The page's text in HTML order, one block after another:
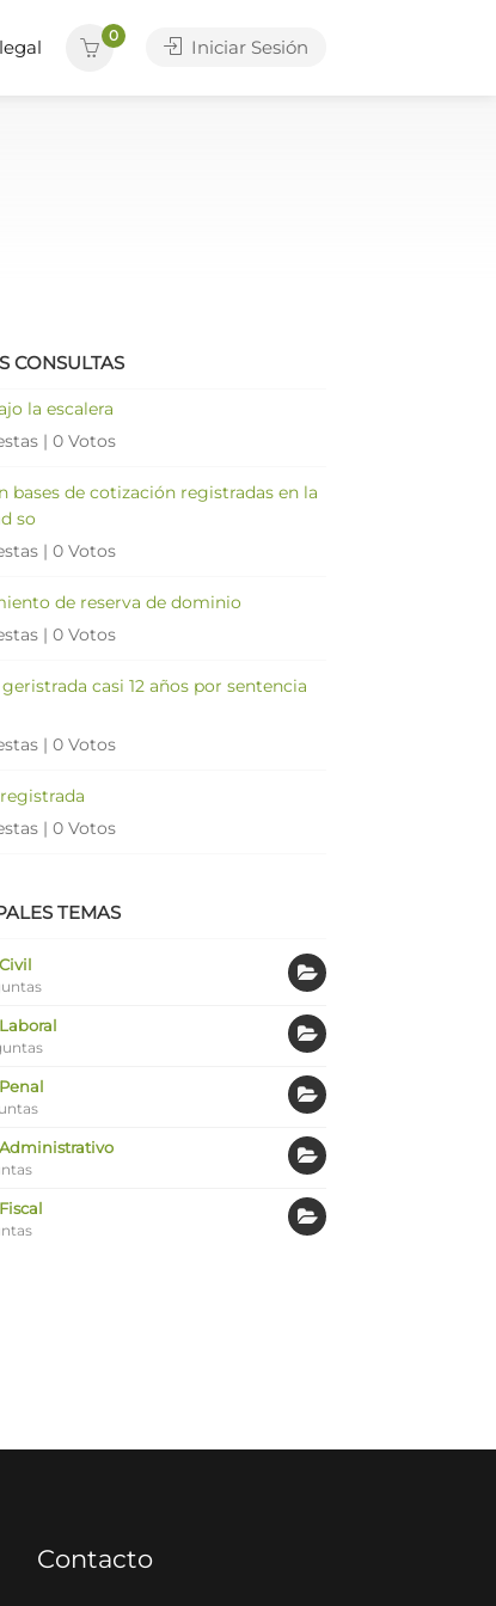
0
Iniciar Sesión
CONSULTAS
la escalera
| 0 Votos
bases de cotización registradas en la
so
| 0 Votos
de reserva de dominio
| 0 Votos
casi 12 años por sentencia
| 0 Votos
| 0 Votos
TEMAS
Contacto